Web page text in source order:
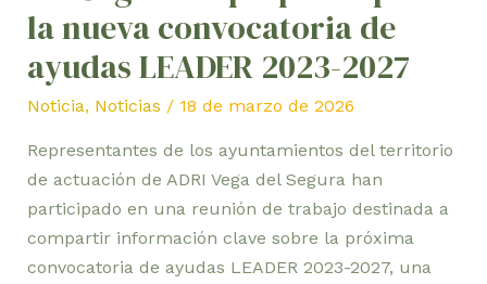
la nueva convocatoria de
ayudas LEADER 2023-2027
Noticia, Noticias / 18 de marzo de 2026
Representantes de los ayuntamientos del territorio
de actuación de ADRI Vega del Segura han
participado en una reunión de trabajo destinada a
compartir información clave sobre la próxima
convocatoria de ayudas LEADER 2023-2027, una
convocatoria
de
ayudas
LEADER
2027